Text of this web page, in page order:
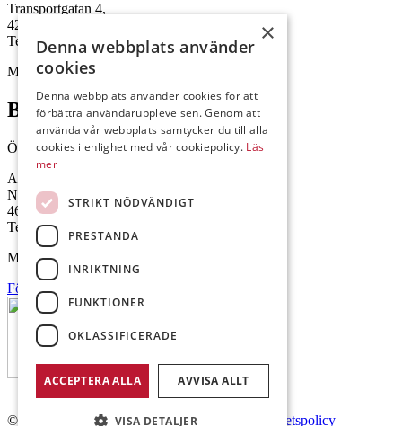
Transportgatan 4,
422 46 Hisings Backa
Telefon: 0708-115352
Mejl: Se flik längst ner till höger.
Brålanda
Öppettider: 07:00-16:00
Andrésen Maskin i Brålanda AB
Nuntorp 301
464 64 Brålanda
Telefon: 0521-57 57 30
Mejl: Se flik längst ner till höger.
Följ oss på Facebook
© Copyright 2026 Andrésen Maskin AB. Integritetspolicy
×
Denna webbplats använder
cookies
Denna webbplats använder cookies för att
förbättra användarupplevelsen. Genom att
använda vår webbplats samtycker du till alla
cookies i enlighet med vår cookiepolicy. Läs
mer
STRIKT NÖDVÄNDIGT
PRESTANDA
INRIKTNING
FUNKTIONER
OKLASSIFICERADE
ACCEPTERA ALLA AVVISA ALLT
VISA DETALJER